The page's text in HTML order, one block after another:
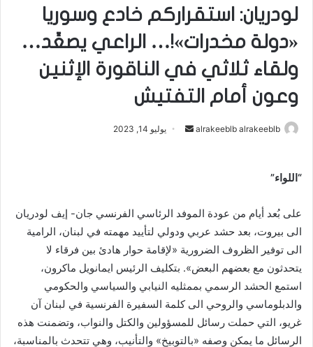
لودريان: استقراركم خادع وسوريا
«دولة مخدرات»!… الراعي يصعِّد…
ولقاء ثلاثي في الناقورة الإثنين
وعون أمام التفتيش
alrakeeblb alrakeeblb
ر
د
ت
يوليو 14, 2023
“اللواء”
على بُعد أيام من عودة الموفد الرئاسي الفرنسي جان- إيف لودريان
الى بيروت، بعد حشد عربي ودولي لتأييد مهمته في لبنان، الرامية
الى توفير الظروف الضرورية «لإقامة حوار هادئ بين فرقاء لا
يتحدثون مع بعضهم البعض». بتكليف الرئيس ايمانويل ماكرون،
استمع الحشد الرسمي بممثليه النيابي والسياسي والحكومي
والدبلوماسي والروحي الى كلمة السفيرة الفرنسية في لبنان آن
غريو، التي حملت رسائل للمسؤولين والكتل والنواب، وتضمنت هذه
الرسائل ما يمكن وصفه «بالتوبيخ» والتأنيب، وهي تتحدث بالمناسبة،